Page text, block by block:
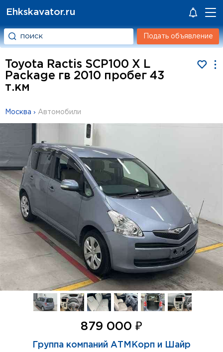
Ehkskavator.ru
Подать объявление
Toyota Ractis SCP100 X L
Package гв 2010 пробег 43
т.км
Москва › Автомобили
879 000 ₽
Группа компаний АТМКорп и Шайр